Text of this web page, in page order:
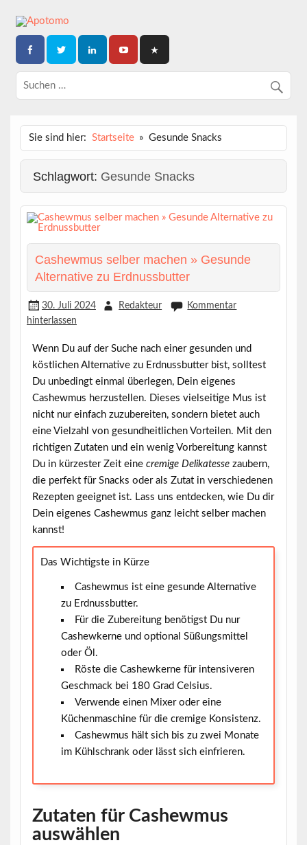
content
APOTOMO
Dein News-Magazin
Sie sind hier: Startseite Gesunde Snacks
Schlagwort: Gesunde Snacks
Cashewmus selber machen » Gesunde
Alternative zu Erdnussbutter
30. Juli 2024 Redakteur
Kommentar
hinterlassen
Wenn Du auf der Suche nach einer gesunden und
köstlichen Alternativezu Erdnussbutter bist, solltest
Du unbedingt einmal überlegen, Dein eigenes
Cashewmus herzustellen. Dieses vielseitige Mus ist
nicht nur einfach zuzubereiten, sondern bietet auch
eine Vielzahl von gesundheitlichen Vorteilen. Mit den
richtigen Zutaten und ein wenig Vorbereitung kannst
Du in kürzester Zeit eine cremige Delikatessezaubern,
die perfekt für Snacks oder als Zutat in verschiedenen
Rezepten geeignet ist. Lass uns entdecken, wie Du dir
Dein eigenes Cashewmus ganz leicht selber machen
kannst!
Das Wichtigste in Kürze
Cashewmus ist eine gesunde Alternative
zu Erdnussbutter.
Für die Zubereitung benötigst Du nur
Cashewkerne und optional Süßungsmittel
oder Öl.
Röste die Cashewkerne für intensiveren
Geschmack bei 180 Grad Celsius.
Verwende einen Mixer oder eine
Küchenmaschine für die cremige Konsistenz.
Cashewmus hält sich bis zu zwei Monate
im Kühlschrank oder lässt sich einfrieren.
Zutaten für Cashewmus
auswählen